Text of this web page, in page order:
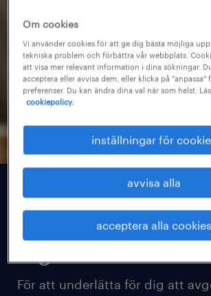
är det dags att öka
flexibiliteten i er
För att underlätta för dig att
Om cookies
Vi använder cookies för att ge dig bästa möjliga
tekniska problem och förbättra vår webbplats.
att visa mer relevant information i dina sökningar.
acceptera eller avvisa dem, eller klicka på "anpassa"
preferenser. Du kan ändra dina val när som helst.
cookiepolicy.
inställningar för
avvisa alla
acceptera alla cookies